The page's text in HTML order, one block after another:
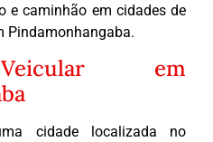
e caminhão em cidades de
Pindamonhangaba.
em
cidade localizada no